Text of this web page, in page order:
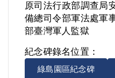
原司法行政部調查局
備總司令部軍法處軍
部臺灣軍人監獄
紀念碑錄名位置：
綠島園區紀念碑